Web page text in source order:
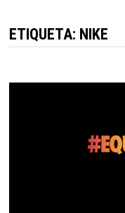
ETIQUETA: NIKE